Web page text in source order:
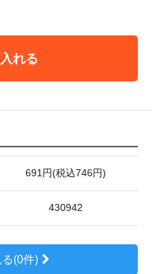
れる
691円(税込746円)
430942
(0件)